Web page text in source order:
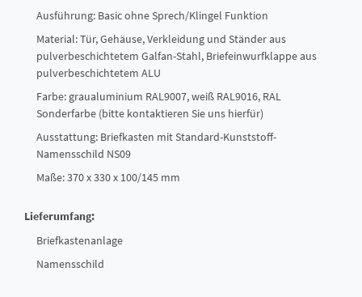
Ausführung: Basic ohne Sprech/Klingel Funktion
Material: Tür, Gehäuse, Verkleidung und Ständer aus
pulverbeschichtetem Galfan-Stahl, Briefeinwurfklappe aus
pulverbeschichtetem ALU
Farbe: graualuminium RAL9007, weiß RAL9016, RAL
Sonderfarbe (bitte kontaktieren Sie uns hierfür)
Ausstattung: Briefkasten mit Standard-Kunststoff-
Namensschild NS09
Maße: 370 x 330 x 100/145 mm
Lieferumfang:
Briefkastenanlage
Namensschild